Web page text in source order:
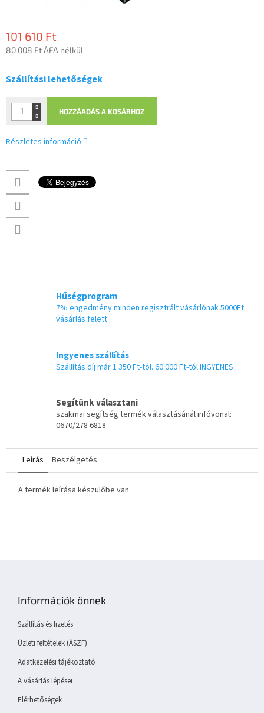
101 610 Ft
80 008 Ft ÁFA nélkül
Szállítási lehetőségek
HOZZÁADÁS A KOSÁRHOZ
Részletes információ
Hűségprogram
7% engedmény minden regisztrált vásárlónak 5000Ft
vásárlás felett
Ingyenes szállítás
Szállítás díj már 1 350 Ft-tól. 60 000 Ft-tól INGYENES
Segítünk választani
szakmai segítség termék választásánál infóvonal:
0670/278 6818
Leírás Beszélgetés
A termék leírása készülőbe van
Információk önnek
Szállítás és fizetés
Üzleti feltételek (ÁSZF)
Adatkezelési tájékoztató
A vásárlás lépései
Elérhetőségek